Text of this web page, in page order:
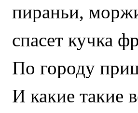
пираньи,
спасет кучка
По городу
И какие такие